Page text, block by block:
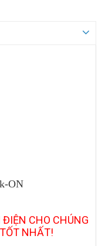
ON
ĐIỆN CHO CHÚNG
NHẤT!